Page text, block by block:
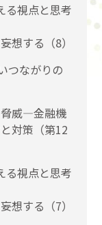
る視点と思考
想する（8）
つながりの
脅威―金融機
対策（第12
る視点と思考
想する（7）